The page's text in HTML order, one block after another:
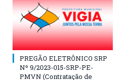
PREGÃO ELETRÔNICO SRP
Nº 9/2023-015-SRP-PE-
PMVN (Contratação de